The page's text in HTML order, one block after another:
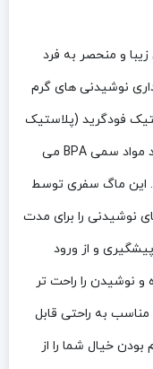
زیبا و منحصر به فرد
نوشیدنی های گرم
فودگرید (پلاستیک
مخصوص صنایع غذایی) ساخته شده و فاقد مواد سمی BPA می
این ماگ سفری توسط
را برای مدت
و از ورود
نوشیدن را راحت تر
به راحتی قابل
خیال شما را از